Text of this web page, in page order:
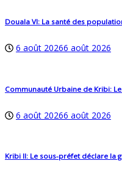
Douala VI: La santé des
6 août 20266 août 2026
Communauté Urbaine de Kribi:
6 août 20266 août 2026
Kribi II: Le sous-préfet déclare la